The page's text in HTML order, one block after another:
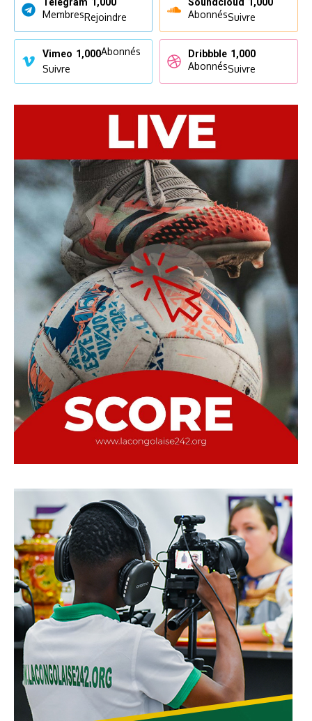
Telegram 1,000
MembresRejoindre
Soundcloud 1,000
AbonnésSuivre
Vimeo 1,000Abonnés
Suivre
Dribbble 1,000
AbonnésSuivre